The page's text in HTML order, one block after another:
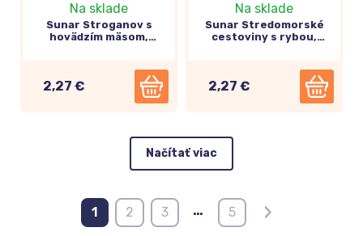
Na sklade
Sunar Stroganov s
hovädzím mäsom,
2,27 €
Na sklade
Sunar Stredomorské
cestoviny s rybou,
2,27 €
Načítať viac
1 2 3 … 5 ›